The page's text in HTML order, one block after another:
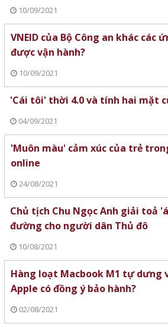
10/09/2021
VNEID của Bộ Công an khác các
được vận hành?
10/09/2021
'Cái tôi' thời 4.0 và tính hai mặt
04/09/2021
'Muôn màu' cảm xúc của trẻ
online
24/08/2021
Chủ tịch Chu Ngọc Anh giải toả
đường cho người dân Thủ đô
10/08/2021
Hàng loạt Macbook M1 tự dưng
Apple có đồng ý bảo hành?
02/08/2021